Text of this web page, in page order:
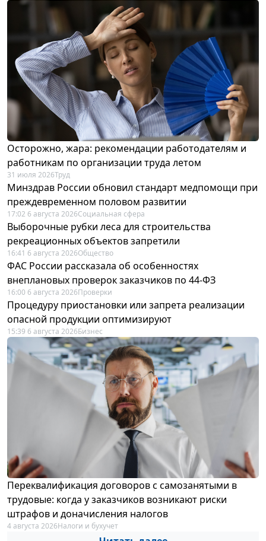
Осторожно, жара: рекомендации работодателям и
работникам по организации труда летом
31 июля 2026Труд
Минздрав России обновил стандарт медпомощи при
преждевременном половом развитии
17:02 6 августа 2026Социальная сфера
Выборочные рубки леса для строительства
рекреационных объектов запретили
16:41 6 августа 2026Общество
ФАС России рассказала об особенностях
внеплановых проверок заказчиков по 44-ФЗ
16:00 6 августа 2026Проверки
Процедуру приостановки или запрета реализации
опасной продукции оптимизируют
15:39 6 августа 2026Бизнес
Переквалификация договоров с самозанятыми в
трудовые: когда у заказчиков возникают риски
штрафов и доначисления налогов
4 августа 2026Налоги и бухучет